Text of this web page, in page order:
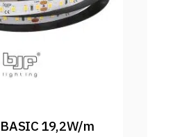
19,2W/m